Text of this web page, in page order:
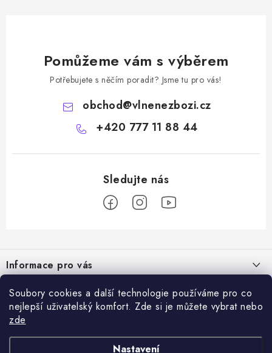
Soubory cookies a další technologie používáme pro co
nejlepší uživatelský komfort. Zde si je můžete vybrat nebo
zde
Nastavení
Pomůžeme vám s výběrem
Potřebujete s něčím poradit? Jsme tu pro vás!
obchod@vlnenezbozi.cz
+420 777 11 88 44
pInformace pro vás
Doprava a platba
Hodnocení obchodu
Dárky k nákupu
Vše o nákupu
Kontakty
Přijímáme online platby